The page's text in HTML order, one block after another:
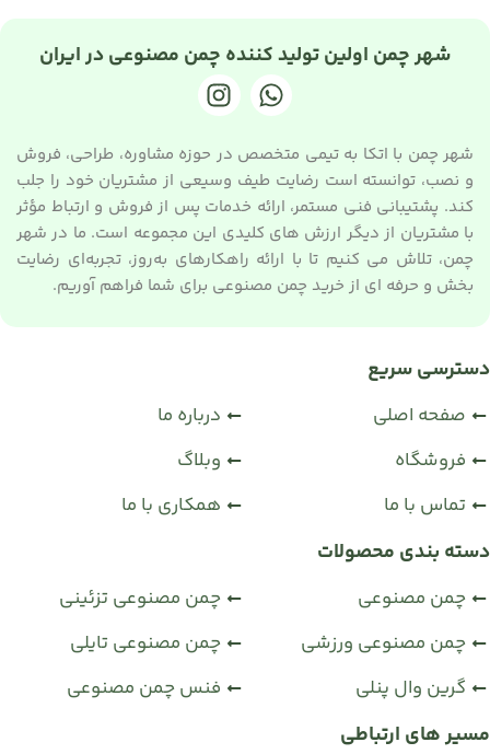
شهر چمن اولین تولید کننده چمن مصنوعی در ایران
شهر چمن با اتکا به تیمی متخصص در حوزه مشاوره، طراحی، فروش
و نصب، توانسته است رضایت طیف وسیعی از مشتریان خود را جلب
کند. پشتیبانی فنی مستمر، ارائه خدمات پس از فروش و ارتباط مؤثر
با مشتریان از دیگر ارزش های کلیدی این مجموعه است. ما در شهر
چمن، تلاش می کنیم تا با ارائه راهکارهای به‌روز، تجربه‌ای رضایت
بخش و حرفه ای از خرید چمن مصنوعی برای شما فراهم آوریم.
دسترسی سریع
صفحه اصلی
فروشگاه
تماس با ما
درباره ما
وبلاگ
همکاری با ما
دسته بندی محصولات
چمن مصنوعی
چمن مصنوعی ورزشی
گرین وال پنلی
چمن مصنوعی تزئینی
چمن مصنوعی تایلی
فنس چمن مصنوعی
مسیر های ارتباطی